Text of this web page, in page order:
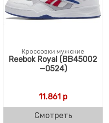
Кроссовки мужские
Reebok Royal (BB45002
—0524)
11.861 р
Смотреть